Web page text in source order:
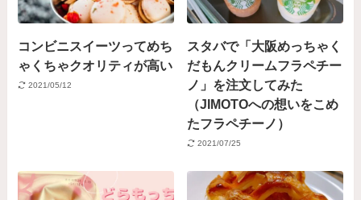
コンビニスイーツってめち
ゃくちゃクオリティが高い
2021/05/12
スタバで「大阪めっちゃく
だもんクリームフラペチー
ノ」を注文してみた
（JIMOTOへの想いをこめ
たフラペチーノ）
2021/07/25